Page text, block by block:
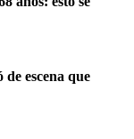
escena que